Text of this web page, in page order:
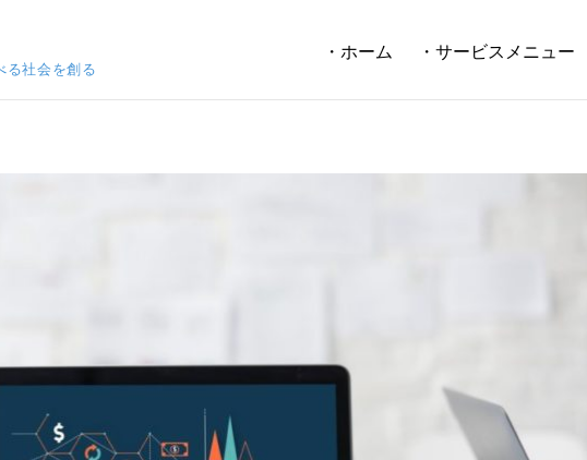
る社会を創る
・ホーム ・サービスメニュー